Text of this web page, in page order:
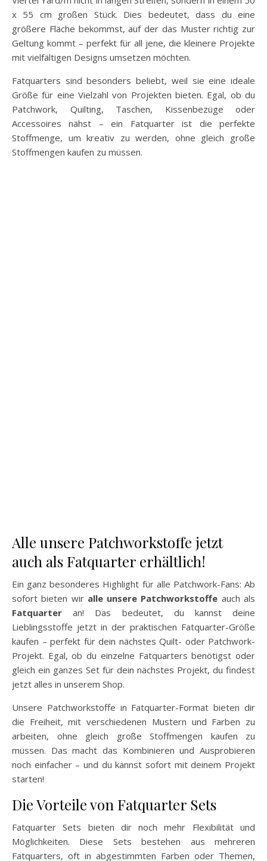
x 55 cm großen Stück. Dies bedeutet, dass du eine
größere Fläche bekommst, auf der das Muster richtig zur
Geltung kommt – perfekt für all jene, die kleinere Projekte
mit vielfältigen Designs umsetzen möchten.
Fatquarters sind besonders beliebt, weil sie eine ideale
Größe für eine Vielzahl von Projekten bieten. Egal, ob du
Patchwork, Quilting, Taschen, Kissenbezüge oder
Accessoires nähst – ein Fatquarter ist die perfekte
Stoffmenge, um kreativ zu werden, ohne gleich große
Stoffmengen kaufen zu müssen.
Alle unsere Patchworkstoffe jetzt
auch als Fatquarter erhältlich!
Ein ganz besonderes Highlight für alle Patchwork-Fans: Ab
sofort bieten wir alle unsere Patchworkstoffe auch als
Fatquarter an! Das bedeutet, du kannst deine
Lieblingsstoffe jetzt in der praktischen Fatquarter-Größe
kaufen – perfekt für dein nächstes Quilt- oder Patchwork-
Projekt. Egal, ob du einzelne Fatquarters benötigst oder
gleich ein ganzes Set für dein nächstes Projekt, du findest
jetzt alles in unserem Shop.
Unsere Patchworkstoffe in Fatquarter-Format bieten dir
die Freiheit, mit verschiedenen Mustern und Farben zu
arbeiten, ohne gleich große Stoffmengen kaufen zu
müssen. Das macht das Kombinieren und Ausprobieren
noch einfacher – und du kannst sofort mit deinem Projekt
starten!
Die Vorteile von Fatquarter Sets
Fatquarter Sets bieten dir noch mehr Flexibilität und
Möglichkeiten. Diese Sets bestehen aus mehreren
Fatquarters, oft in abgestimmten Farben oder Themen,